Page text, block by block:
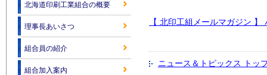
【 北印工組メールマガジン
ニュース＆トピックス トッ
北海道印刷工業組合の概要
理事長あいさつ
組合員の紹介
組合加入案内